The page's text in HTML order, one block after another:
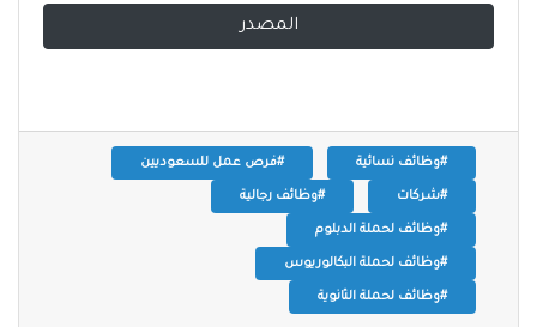
المصدر
#وظائف نسائية #فرص عمل للسعوديين
#شركات #وظائف رجالية
#وظائف لحملة الدبلوم
#وظائف لحملة البكالوريوس
#وظائف لحملة الثانوية